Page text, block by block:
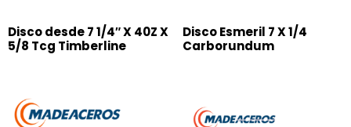
Disco desde 7 1/4″ X 40Z X
5/8 Tcg Timberline
Disco Esmeril 7 X 1/4
Carborundum